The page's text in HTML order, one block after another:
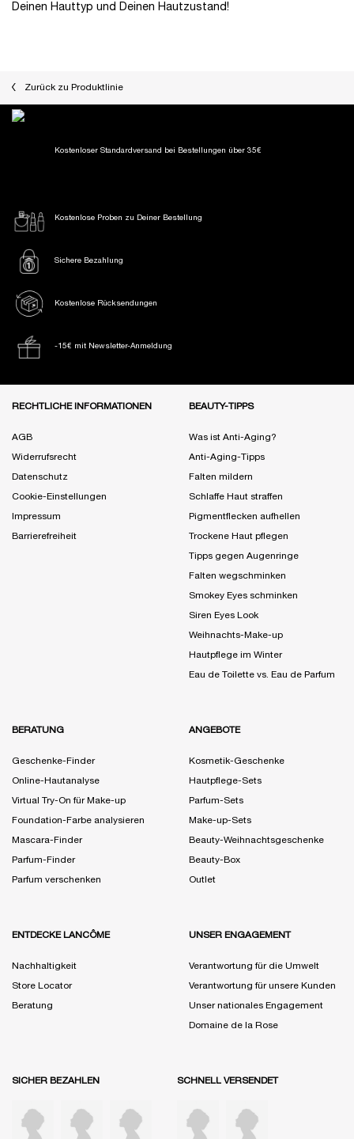
Deinen Hauttyp und Deinen Hautzustand!
Zurück zu Produktlinie
Kostenloser Standardversand bei Bestellungen über 35€
Kostenlose Proben zu Deiner Bestellung
Sichere Bezahlung
Kostenlose Rücksendungen
-15€ mit Newsletter-Anmeldung
RECHTLICHE INFORMATIONEN
AGB
Widerrufsrecht
Datenschutz
Cookie-Einstellungen
Impressum
Barrierefreiheit
BEAUTY-TIPPS
Was ist Anti-Aging?
Anti-Aging-Tipps
Falten mildern
Schlaffe Haut straffen
Pigmentflecken aufhellen
Trockene Haut pflegen
Tipps gegen Augenringe
Falten wegschminken
Smokey Eyes schminken
Siren Eyes Look
Weihnachts-Make-up
Hautpflege im Winter
Eau de Toilette vs. Eau de Parfum
BERATUNG
Geschenke-Finder
Online-Hautanalyse
Virtual Try-On für Make-up
Foundation-Farbe analysieren
Mascara-Finder
Parfum-Finder
Parfum verschenken
ANGEBOTE
Kosmetik-Geschenke
Hautpflege-Sets
Parfum-Sets
Make-up-Sets
Beauty-Weihnachtsgeschenke
Beauty-Box
Outlet
ENTDECKE LANCÔME
Nachhaltigkeit
Store Locator
Beratung
UNSER ENGAGEMENT
Verantwortung für die Umwelt
Verantwortung für unsere Kunden
Unser nationales Engagement
Domaine de la Rose
SICHER BEZAHLEN SCHNELL VERSENDET